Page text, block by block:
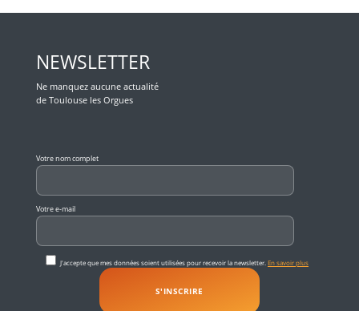
NEWSLETTER
Ne manquez aucune actualité
de Toulouse les Orgues
Votre nom complet
Votre e-mail
J'accepte que mes données soient utilisées pour recevoir la newsletter. En savoir plus